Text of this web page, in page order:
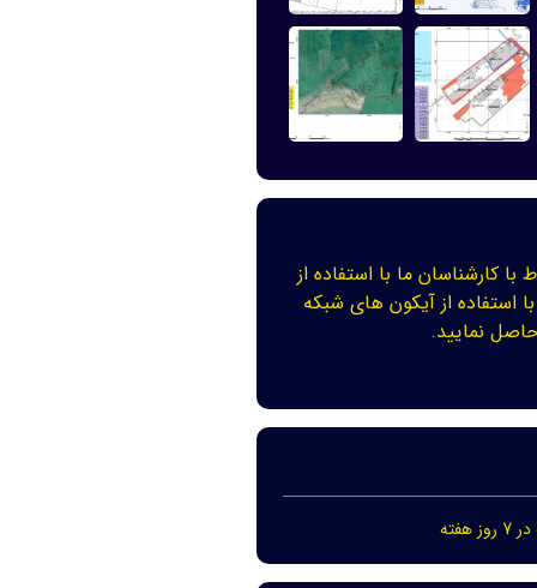
با کارشناسان ما با استفاده از
استفاده از آیکون های شبکه
نمایید.